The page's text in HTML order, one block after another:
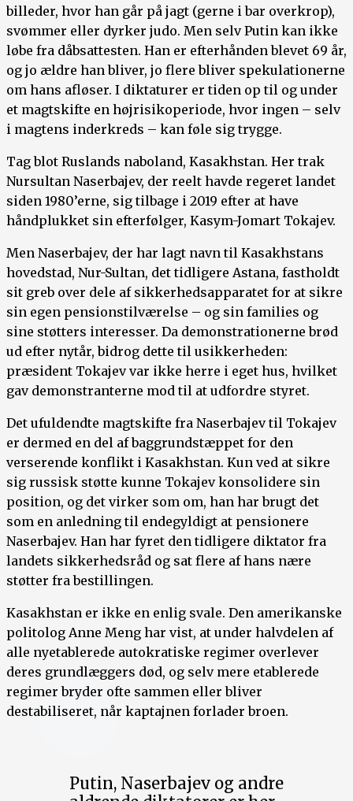
billeder, hvor han går på jagt (gerne i bar overkrop),
svømmer eller dyrker judo. Men selv Putin kan ikke
løbe fra dåbsattesten. Han er efterhånden blevet 69 år,
og jo ældre han bliver, jo flere bliver spekulationerne
om hans afløser. I diktaturer er tiden op til og under
et magtskifte en højrisikoperiode, hvor ingen – selv
i magtens inderkreds – kan føle sig trygge.
Tag blot Ruslands naboland, Kasakhstan. Her trak
Nursultan Naserbajev, der reelt havde regeret landet
siden 1980’erne, sig tilbage i 2019 efter at have
håndplukket sin efterfølger, Kasym-Jomart Tokajev.
Men Naserbajev, der har lagt navn til Kasakhstans
hovedstad, Nur-Sultan, det tidligere Astana, fastholdt
sit greb over dele af sikkerhedsapparatet for at sikre
sin egen pensionstilværelse – og sin families og
sine støtters interesser. Da demonstrationerne brød
ud efter nytår, bidrog dette til usikkerheden:
præsident Tokajev var ikke herre i eget hus, hvilket
gav demonstranterne mod til at udfordre styret.
Det ufuldendte magtskifte fra Naserbajev til Tokajev
er dermed en del af baggrundstæppet for den
verserende konflikt i Kasakhstan. Kun ved at sikre
sig russisk støtte kunne Tokajev konsolidere sin
position, og det virker som om, han har brugt det
som en anledning til endegyldigt at pensionere
Naserbajev. Han har fyret den tidligere diktator fra
landets sikkerhedsråd og sat flere af hans nære
støtter fra bestillingen.
Kasakhstan er ikke en enlig svale. Den amerikanske
politolog Anne Meng har vist, at under halvdelen af
alle nyetablerede autokratiske regimer overlever
deres grundlæggers død, og selv mere etablerede
regimer bryder ofte sammen eller bliver
destabiliseret, når kaptajnen forlader broen.
Putin, Naserbajev og andre